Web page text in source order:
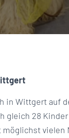
in Wittgert auf
gleich 28
vielen